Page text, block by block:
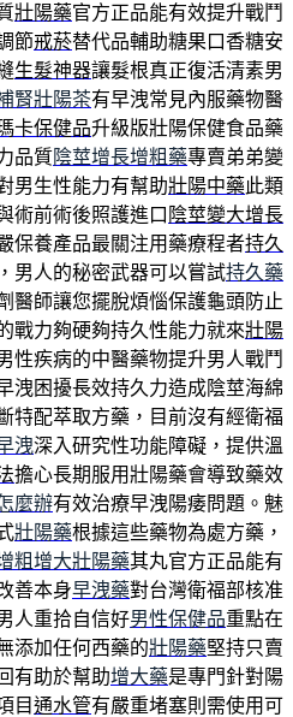
壯陽藥官方正品能有效提升戰鬥
節戒菸替代品輔助糖果口香糖安
生髮神器讓髮根真正復活清素男
腎壯陽茶有早洩常見內服藥物醫
卡保健品升級版壯陽保健食品藥
品質陰莖增長增粗藥專賣弟弟變
男生性能力有幫助壯陽中藥此類
術前術後照護進口 陰莖變大增長
保養產品最關注用藥療程者持久
男人的秘密武器可以嘗試持久藥
醫師讓您擺脫煩惱保護龜頭防止
戰力夠硬夠持久性能力就來壯陽
性疾病的中醫藥物提升男人戰鬥
洩困擾長效持久力造成陰莖海綿
特配萃取方藥，目前沒有經衛福
洩深入研究性功能障礙，提供溫
擔心長期服用壯陽藥會導致藥效
麼辦有效治療早洩陽痿問題。魅
壯陽藥根據這些藥物為處方藥，
粗增大壯陽藥其丸官方正品能有
善本身早洩藥對台灣衛福部核准
人重拾自信好男性保健品重點在
添加任何西藥的壯陽藥堅持只賣
有助於幫助增大藥是專門針對陽
目通水管有嚴重堵塞則需使用可